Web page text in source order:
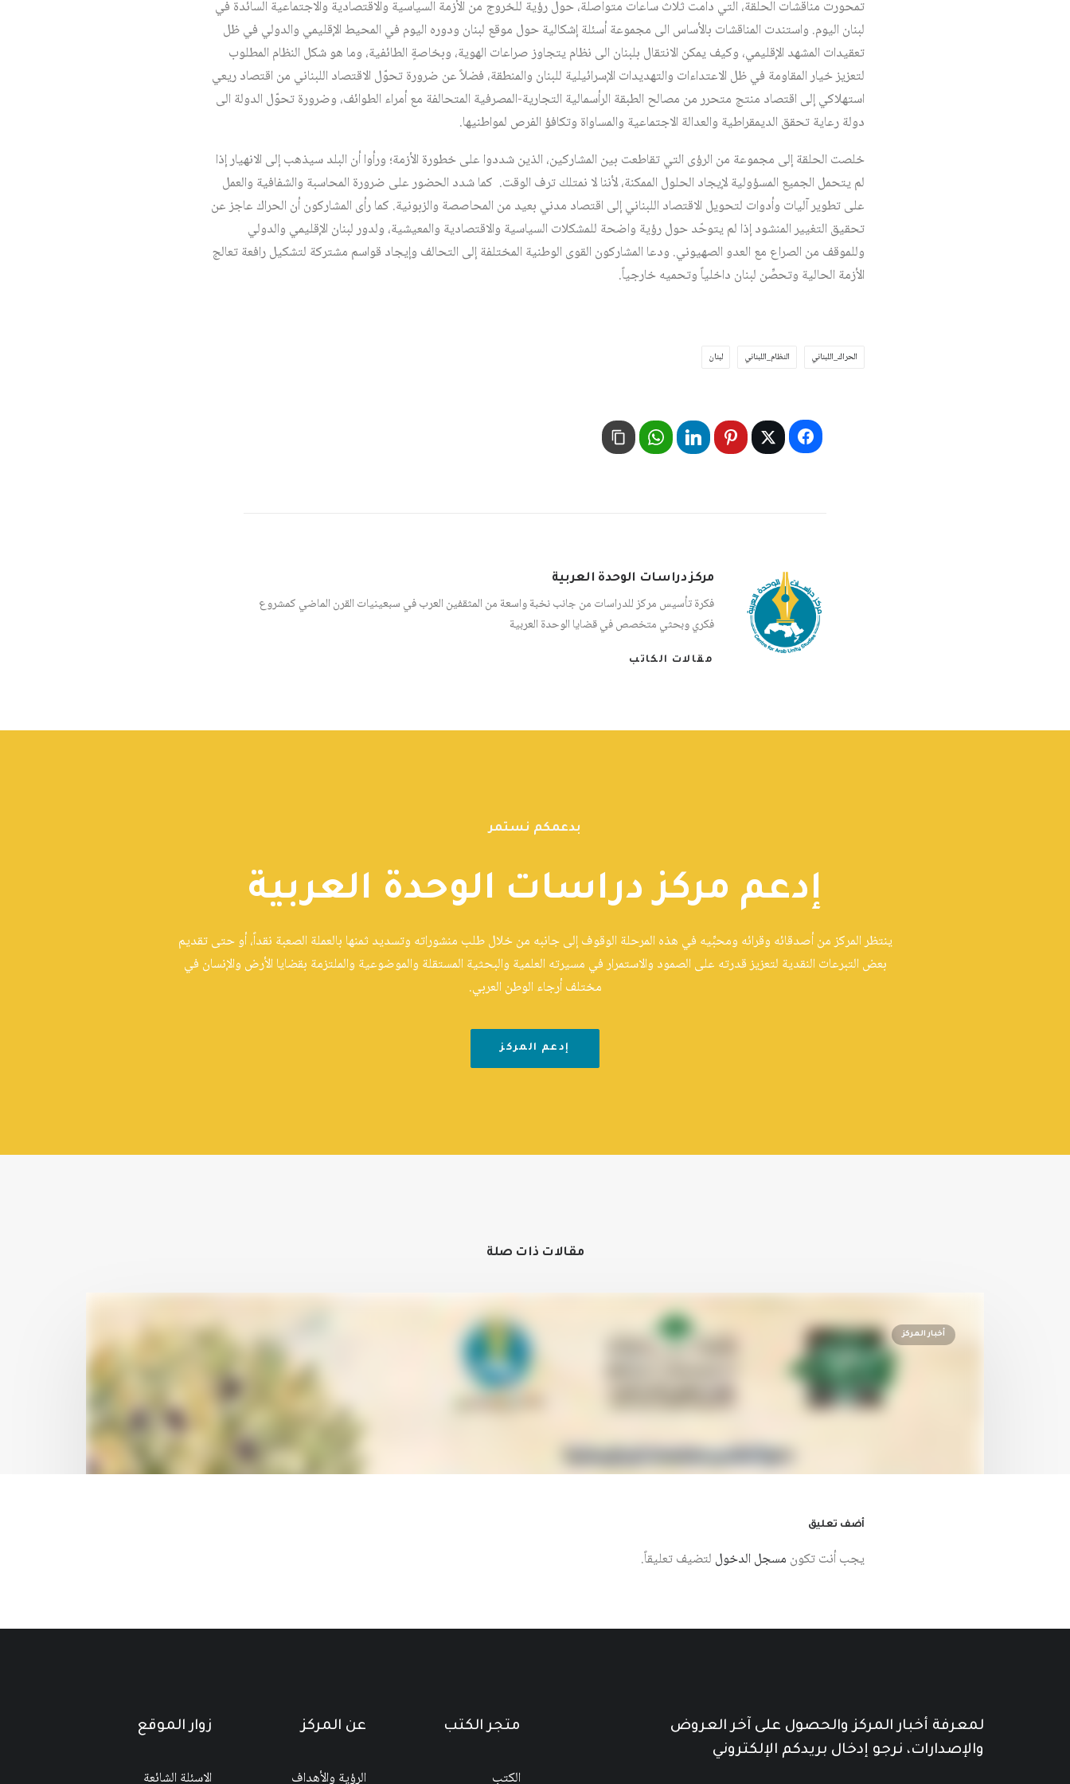
تمحورت مناقشات الحلقة، التي دامت ثلاث ساعات متواصلة، حول رؤية للخروج من الأزمة السياسية والاقتصادية والاجتماعية السائدة في
لبنان اليوم. واستندت المناقشات بالأساس الى مجموعة أسئلة إشكالية حول موقع لبنان ودوره اليوم في المحيط الإقليمي والدولي في ظل
تعقيدات المشهد الإقليمي، وكيف يمكن الانتقال بلبنان الى نظام يتجاوز صراعات الهوية، وبخاصةٍ الطائفية، وما هو شكل النظام المطلوب
لتعزيز خيار المقاومة في ظل الاعتداءات والتهديدات الإسرائيلية للبنان والمنطقة، فضلاً عن ضرورة تحوّل الاقتصاد اللبناني من اقتصاد ريعي
استهلاكي إلى اقتصاد منتج متحرر من مصالح الطبقة الرأسمالية التجارية-المصرفية المتحالفة مع أمراء الطوائف، وضرورة تحوّل الدولة الى
دولة رعاية تحقق الديمقراطية والعدالة الاجتماعية والمساواة وتكافؤ الفرص لمواطنيها.
خلصت الحلقة إلى مجموعة من الرؤى التي تقاطعت بين المشاركين، الذين شددوا على خطورة الأزمة؛ ورأوا أن البلد سيذهب إلى الانهيار إذا
لم يتحمل الجميع المسؤولية لإيجاد الحلول الممكنة، لأننا لا نمتلك ترف الوقت. كما شدد الحضور على ضرورة المحاسبة والشفافية والعمل
على تطوير آليات وأدوات لتحويل الاقتصاد اللبناني إلى اقتصاد مدني بعيد من المحاصصة والزبونية. كما رأى المشاركون أن الحراك عاجز عن
تحقيق التغيير المنشود إذا لم يتوحّد حول رؤية واضحة للمشكلات السياسية والاقتصادية والمعيشية، ولدور لبنان الإقليمي والدولي
وللموقف من الصراع مع العدو الصهيوني. ودعا المشاركون القوى الوطنية المختلفة إلى التحالف وإيجاد قواسم مشتركة لتشكيل رافعة تعالج
الأزمة الحالية وتحصِّن لبنان داخلياً وتحميه خارجياً.
الحراك_اللبناني النظام_اللبناني لبنان
مركز دراسات الوحدة العربية
فكرة تأسيس مركز للدراسات من جانب نخبة واسعة من المثقفين العرب في سبعينيات القرن الماضي كمشروع
فكري وبحثي متخصص في قضايا الوحدة العربية
مقالات الكاتب
بدعمكم نستمر
إدعم مركز دراسات الوحدة العربية
ينتظر المركز من أصدقائه وقرائه ومحبِّيه في هذه المرحلة الوقوف إلى جانبه من خلال طلب منشوراته وتسديد ثمنها بالعملة الصعبة نقداً، أو حتى تقديم
بعض التبرعات النقدية لتعزيز قدرته على الصمود والاستمرار في مسيرته العلمية والبحثية المستقلة والموضوعية والملتزمة بقضايا الأرض والإنسان في
مختلف أرجاء الوطن العربي.
إدعم المركز
مقالات ذات صلة
أخبار المركز
أضف تعليق
يجب أنت تكون مسجل الدخول لتضيف تعليقاً.
لمعرفة أخبار المركز والحصول على آخر العروض
والإصدارات، نرجو إدخال بريدكم الإلكتروني
متجر الكتب
الكتب
عن المركز
الرؤية والأهداف
زوار الموقع
الاسئلة الشائعة